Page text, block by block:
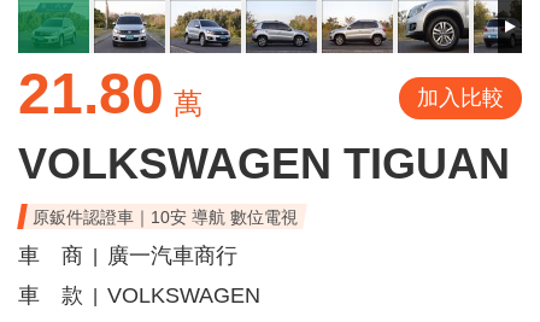
21.80 萬 加入比較
VOLKSWAGEN TIGUAN
原鈑件認證車｜10安 導航 數位電視
車 商
廣一汽車商行
車 款
VOLKSWAGEN